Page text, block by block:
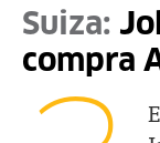
Suiza:
compra